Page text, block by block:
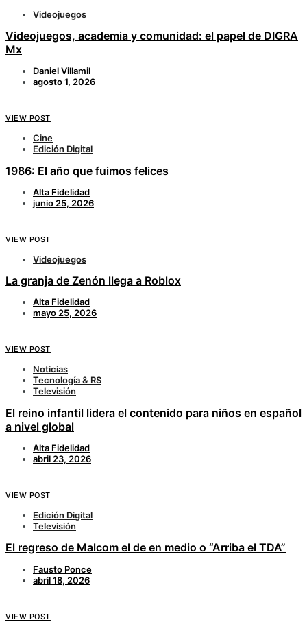
Videojuegos
Videojuegos, academia y comunidad: el papel de DIGRA
Mx
Daniel Villamil
agosto 1, 2026
VIEW POST
Cine
Edición Digital
1986: El año que fuimos felices
Alta Fidelidad
junio 25, 2026
VIEW POST
Videojuegos
La granja de Zenón llega a Roblox
Alta Fidelidad
mayo 25, 2026
VIEW POST
Noticias
Tecnología & RS
Televisión
El reino infantil lidera el contenido para niños en español
a nivel global
Alta Fidelidad
abril 23, 2026
VIEW POST
Edición Digital
Televisión
El regreso de Malcom el de en medio o “Arriba el TDA”
Fausto Ponce
abril 18, 2026
VIEW POST